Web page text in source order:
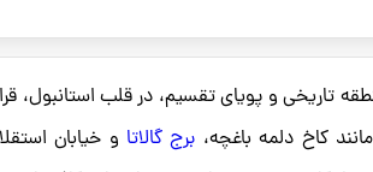
۳ ستاره معروف در منطقه تاریخی و پویای تقسیم، در قلب
کاخ دلمه باغچه، برج گالاتا و خیابان